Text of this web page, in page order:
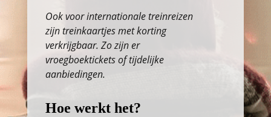
Ook voor internationale treinreizen
zijn treinkaartjes met korting
verkrijgbaar. Zo zijn er
vroegboektickets of tijdelijke
aanbiedingen.
Hoe werkt het?